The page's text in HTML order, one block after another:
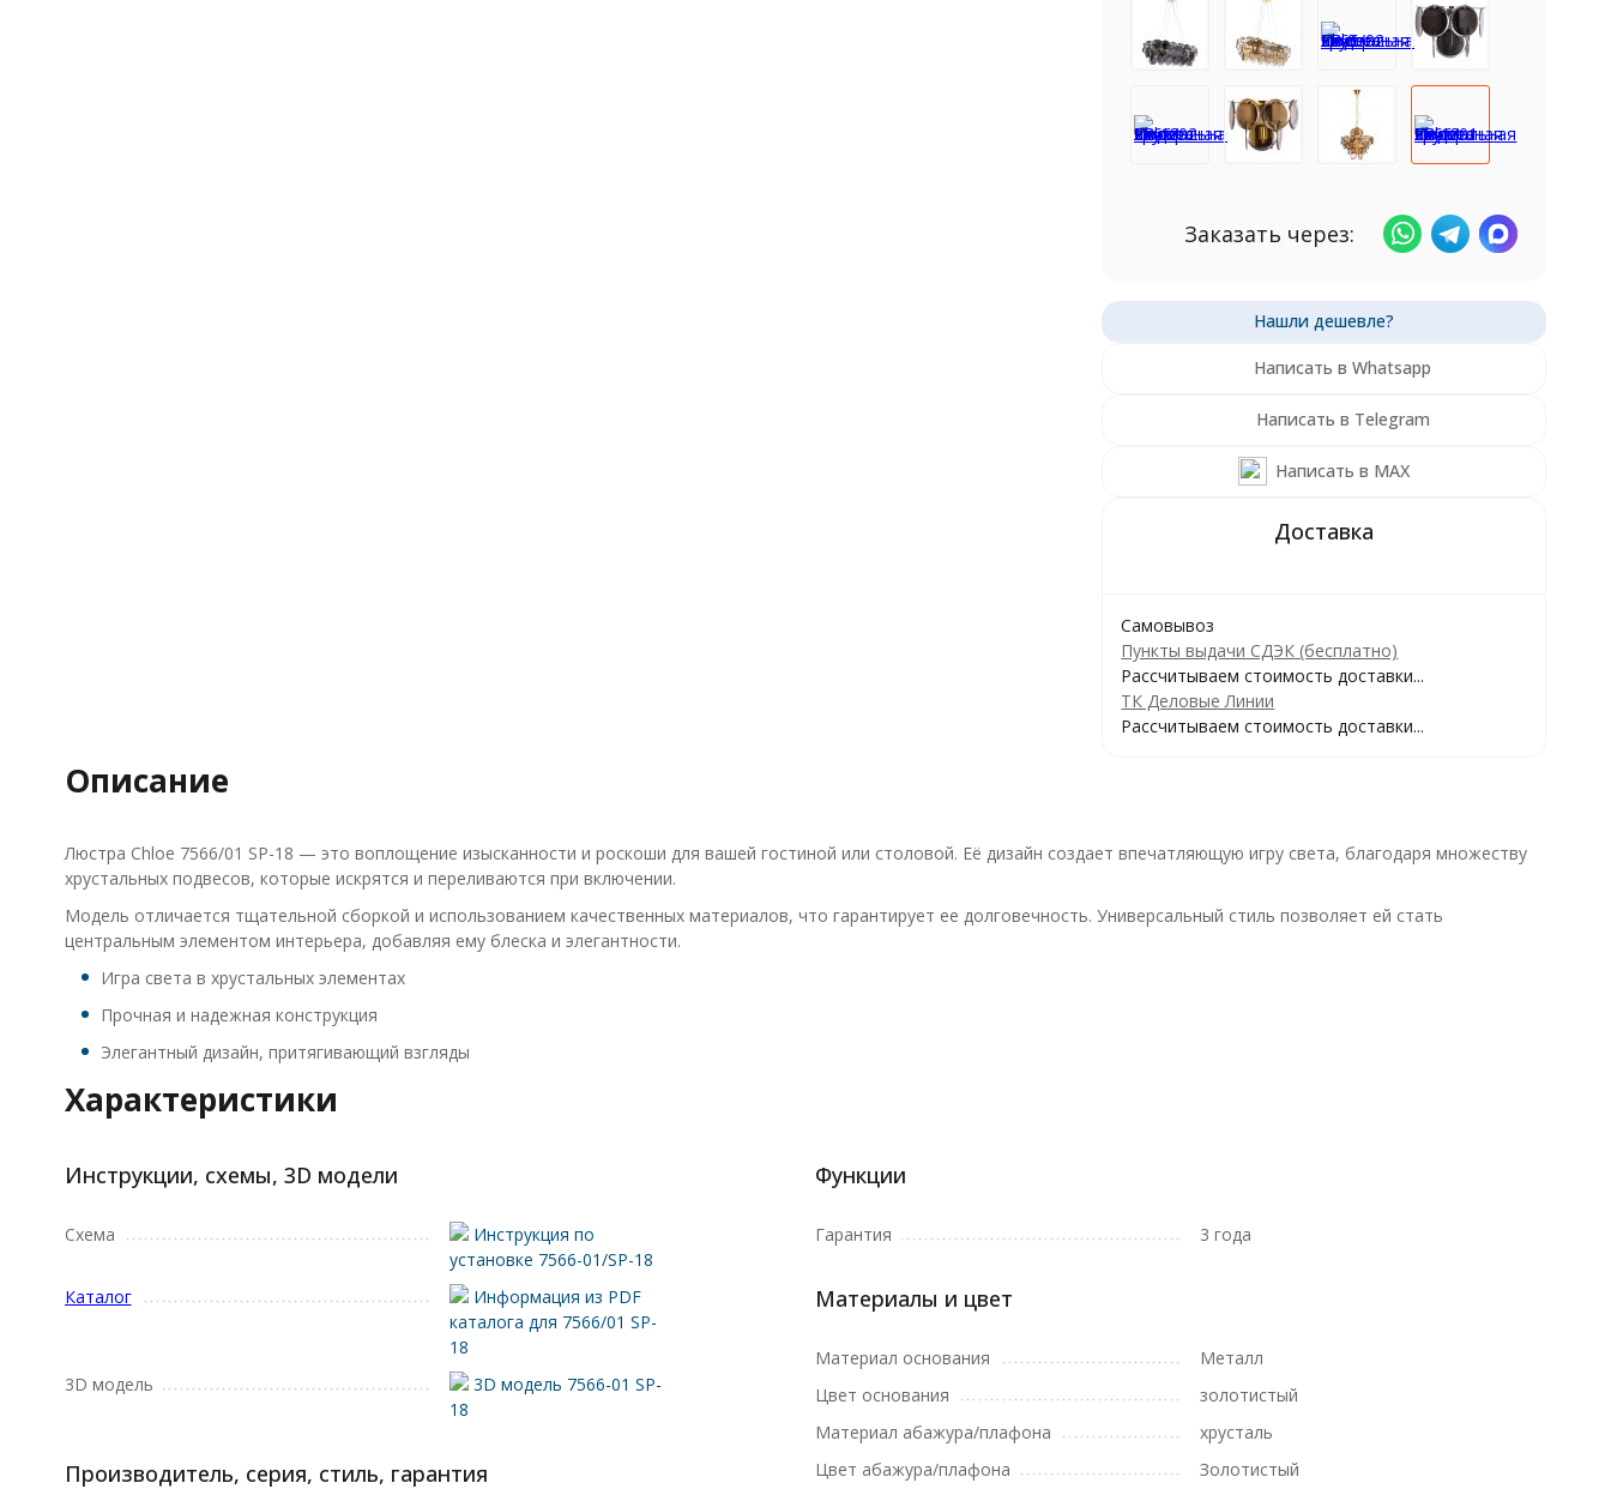
Заказать через:
Написать в Whatsapp
Написать в Telegram
Написать в MAX
Самовывоз
Пункты выдачи СДЭК (бесплатно)
Рассчитываем стоимость доставки...
ТК Деловые Линии
Рассчитываем стоимость доставки...
Описание
Люстра Chloe 7566/01 SP-18 — это воплощение изысканности и роскоши для вашей гостиной или столовой. Её дизайн создает впечатляющую игру света, благодаря множеству
хрустальных подвесов, которые искрятся и переливаются при включении.
Модель отличается тщательной сборкой и использованием качественных материалов, что гарантирует ее долговечность. Универсальный стиль позволяет ей стать
центральным элементом интерьера, добавляя ему блеска и элегантности.
Игра света в хрустальных элементах
Прочная и надежная конструкция
Элегантный дизайн, притягивающий взгляды
Характеристики
Инструкции, схемы, 3D модели
Схема
Инструкция по
установке 7566-01/SP-18
Каталог
Информация из PDF
каталога для 7566/01 SP-
18
3D модель
3D модель 7566-01 SP-
18
Производитель, серия, стиль, гарантия
Функции
Гарантия 3 года
Материалы и цвет
Материал основания
Металл
Цвет основания
золотистый
Материал абажура/плафона
хрусталь
Цвет абажура/плафона
Золотистый